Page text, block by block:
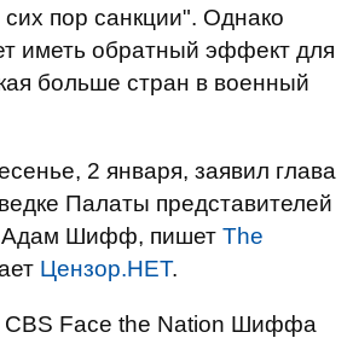
пор санкции". Однако
иметь обратный эффект для
больше стран в военный
2 января, заявил глава
Палаты представителей
Адам Шифф, пишет Тhe
Цензор.НЕТ.
CBS Face the Nation Шиффа